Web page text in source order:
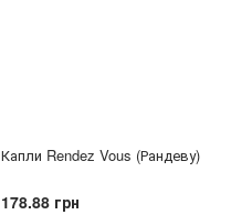
Капли Rendez Vous (Рандеву)
178.88 грн